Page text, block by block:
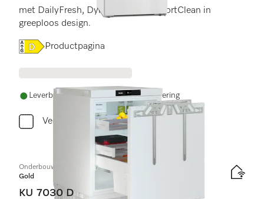
met DailyFresh, DynaCool en ComfortClean in
greeploos design.
Online Label Flag, Energielabel
Productpagina
Leverbaar uit voorraad met gratis levering
Vergelijken
Onderbouwkoelkast, nishoogte 82–88 cm
Gold
KU 7030 D